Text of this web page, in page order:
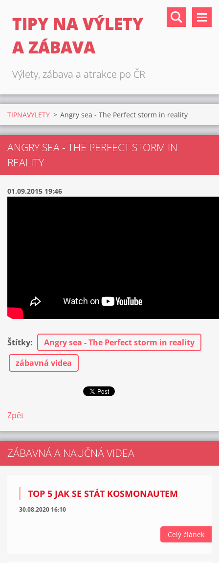
TIPY NA VÝLETY
A ZÁBAVA
Výlety, zábava a atrakce po ČR
TIPNAVYLETY > Angry sea - The Perfect storm in reality
ANGRY SEA - THE PERFECT STORM IN
REALITY
01.09.2015 19:46
Štítky:
Angry sea - The Perfect storm in reality
zábavná videa
Zpět
ZÁBAVNÁ A NAUČNÁ VIDEA
TOP 5 JAK SE STÁT KOSMONAUTEM
30.08.2020 16:10
Celý článek